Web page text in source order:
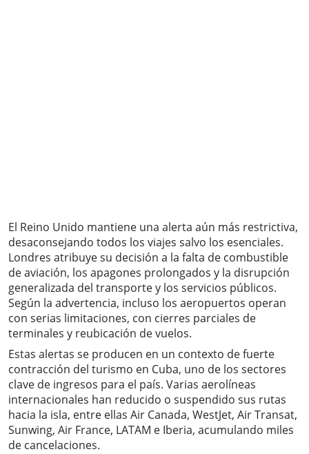
El Reino Unido mantiene una alerta aún más restrictiva,
desaconsejando todos los viajes salvo los esenciales.
Londres atribuye su decisión a la falta de combustible
de aviación, los apagones prolongados y la disrupción
generalizada del transporte y los servicios públicos.
Según la advertencia, incluso los aeropuertos operan
con serias limitaciones, con cierres parciales de
terminales y reubicación de vuelos.
Estas alertas se producen en un contexto de fuerte
contracción del turismo en Cuba, uno de los sectores
clave de ingresos para el país. Varias aerolíneas
internacionales han reducido o suspendido sus rutas
hacia la isla, entre ellas Air Canada, WestJet, Air Transat,
Sunwing, Air France, LATAM e Iberia, acumulando miles
de cancelaciones.